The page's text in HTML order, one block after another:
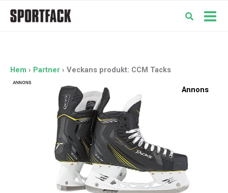
Hem Partner Veckans produkt: CCM Tacks
Annons